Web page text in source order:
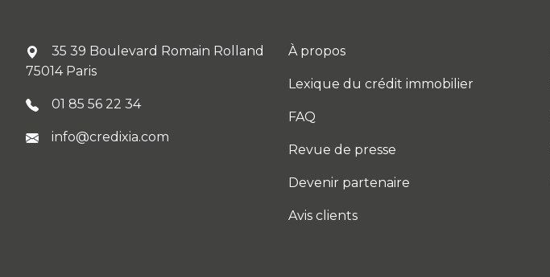
35 39 Boulevard Romain Rolland
75014 Paris
01 85 56 22 34
info@credixia.com
À propos
Lexique du crédit immobilier
FAQ
Revue de presse
Devenir partenaire
Avis clients